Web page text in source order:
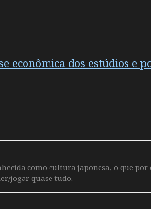
econômica dos estúdios e
como cultura japonesa, o que
jogar quase tudo.